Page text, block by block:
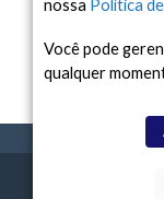
nossa Política
Você pode
qualquer